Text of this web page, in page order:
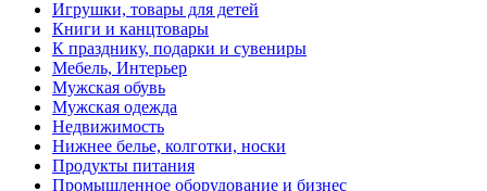
Игрушки, товары для детей
Книги и канцтовары
К празднику, подарки и сувениры
Мебель, Интерьер
Мужская обувь
Мужская одежда
Недвижимость
Нижнее белье, колготки, носки
Продукты питания
Промышленное оборудование и бизнес